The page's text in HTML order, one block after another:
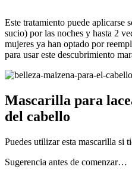
Este tratamiento puede aplicarse
sucio) por las noches y hasta 2
mujeres ya han optado por
para usar este descubrimiento
Mascarilla para
del cabello
Puedes utilizar esta mascarilla si
Sugerencia antes de comenzar…